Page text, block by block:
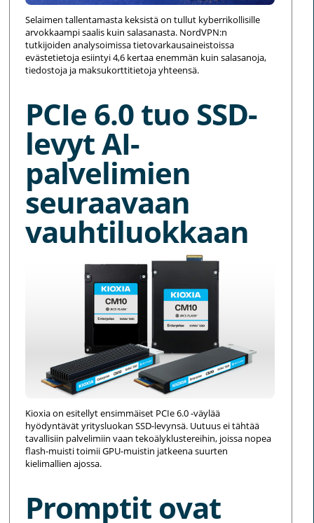
Selaimen tallentamasta keksistä on tullut kyberrikollisille
arvokkaampi saalis kuin salasanasta. NordVPN:n
tutkijoiden analysoimissa tietovarkausaineistoissa
evästetietoja esiintyi 4,6 kertaa enemmän kuin salasanoja,
tiedostoja ja maksukorttitietoja yhteensä.
PCIe 6.0 tuo SSD-
levyt AI-
palvelimien
seuraavaan
vauhtiluokkaan
Kioxia on esitellyt ensimmäiset PCIe 6.0 -väylää
hyödyntävät yritysluokan SSD-levynsä. Uutuus ei tähtää
tavallisiin palvelimiin vaan tekoälyklustereihin, joissa nopea
flash-muisti toimii GPU-muistin jatkeena suurten
kielimallien ajossa.
Promptit ovat